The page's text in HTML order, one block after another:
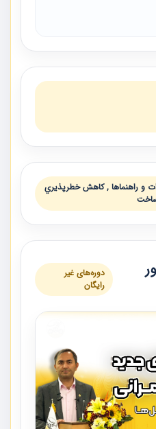
و راهنماها , كاهش خطرپذيري
دوره‌های غیر
رایگان